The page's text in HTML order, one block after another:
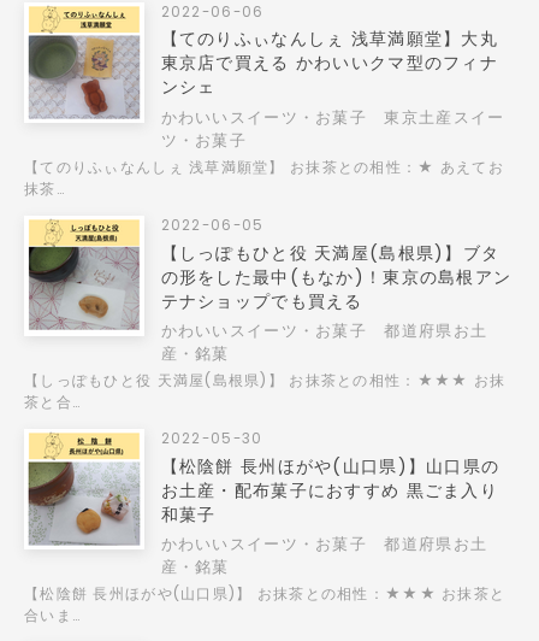
2022-06-06
【てのりふぃなんしぇ 浅草満願堂】大丸
東京店で買える かわいいクマ型のフィナ
ンシェ
かわいいスイーツ・お菓子
東京土産スイー
ツ・お菓子
【てのりふぃなんしぇ 浅草満願堂】 お抹茶との相性：★ あえてお
抹茶…
2022-06-05
【しっぽもひと役 天満屋(島根県)】ブタ
の形をした最中(もなか)！東京の島根アン
テナショップでも買える
かわいいスイーツ・お菓子
都道府県お土
産・銘菓
【しっぽもひと役 天満屋(島根県)】 お抹茶との相性：★★★ お抹
茶と合…
2022-05-30
【松陰餅 長州ほがや(山口県)】山口県の
お土産・配布菓子におすすめ 黒ごま入り
和菓子
かわいいスイーツ・お菓子
都道府県お土
産・銘菓
【松陰餅 長州ほがや(山口県)】 お抹茶との相性：★★★ お抹茶と
合いま…